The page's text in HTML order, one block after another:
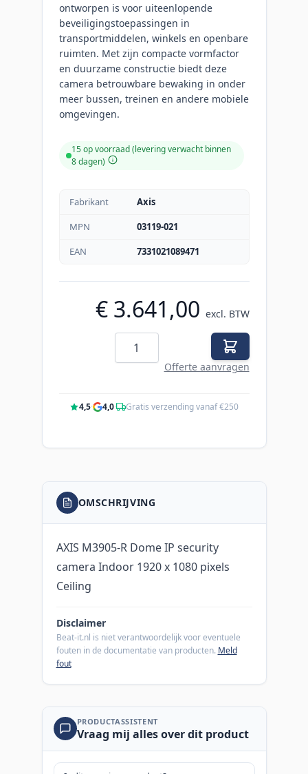
ontworpen is voor uiteenlopende
beveiligingstoepassingen in
transportmiddelen, winkels en openbare
ruimten. Met zijn compacte vormfactor
en duurzame constructie biedt deze
camera betrouwbare bewaking in onder
meer bussen, treinen en andere mobiele
omgevingen.
15 op voorraad (levering verwacht binnen
8 dagen)
Fabrikant
Axis
MPN
03119-021
EAN
7331021089471
€ 3.641,00 excl. BTW
Aantal
Offerte aanvragen
4,5· 4,0· Gratis verzending vanaf €250
OMSCHRIJVING
AXIS M3905-R Dome IP security
camera Indoor 1920 x 1080 pixels
Ceiling
Disclaimer
Beat-it.nl is niet verantwoordelijk voor eventuele
fouten in de documentatie van producten. Meld
fout
PRODUCTASSISTENT
Vraag mij alles over dit product